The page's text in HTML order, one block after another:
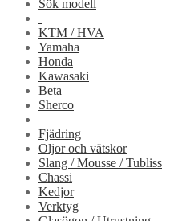
Sök modell
KTM / HVA
Yamaha
Honda
Kawasaki
Beta
Sherco
Fjädring
Oljor och vätskor
Slang / Mousse / Tubliss
Chassi
Kedjor
Verktyg